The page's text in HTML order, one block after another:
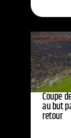
Coupe
au but
retour